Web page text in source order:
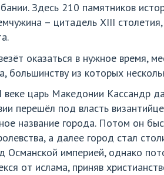
Здесь 210 памятников
– цитадель XIII
оказаться в нужное время,
большинству из которых
царь Македонии Кассандр
перешёл под власть
название города. Потом он
а далее город стал
империей, однако
от ислама, приняв